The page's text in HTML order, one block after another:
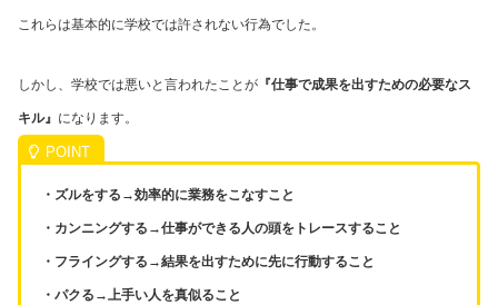
これらは基本的に学校では許されない行為でした。
しかし、学校では悪いと言われたことが 『仕事で成果を出すための必要なス
キル』 になります。
・ズルをする→効率的に業務をこなすこと
・カンニングする→仕事ができる人の頭をトレースすること
・フライングする→結果を出すために先に行動すること
・パクる→上手い人を真似ること